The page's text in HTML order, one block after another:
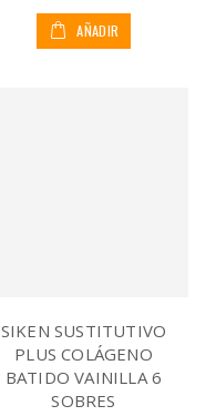
AÑADIR
SIKEN SUSTITUTIVO
PLUS COLÁGENO
BATIDO VAINILLA 6
SOBRES